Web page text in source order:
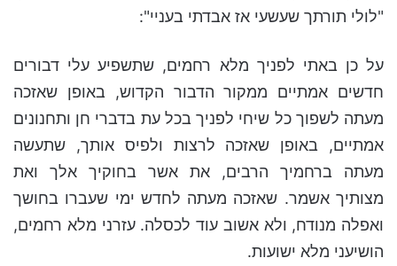
"לולי תורתך שעשעי אז אבדתי בעניי":
על כן באתי לפניך מלא רחמים, שתשפיע עלי דבורים
חדשים אמתיים ממקור הדבור הקדוש, באופן שאזכה
מעתה לשפוך כל שיחי לפניך בכל עת בדברי חן ותחנונים
אמתיים, באופן שאזכה לרצות ולפיס אותך, שתעשה
מעתה ברחמיך הרבים, את אשר בחוקיך אלך ואת
מצותיך אשמר. שאזכה מעתה לחדש ימי שעברו בחושך
ואפלה מנודח, ולא אשוב עוד לכסלה. עזרני מלא רחמים,
הושיעני מלא ישועות.